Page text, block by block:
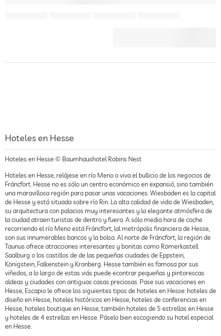
Hoteles en Hesse
Hoteles en Hesse © Baumhaushotel Robins Nest
Hoteles en Hesse, relájese en río Meno o viva el bullicio de los negocios de
Fráncfort. Hesse no es sólo un centro económico en expansió, sino también
una maravillosa región para pasar unas vacaciones. Wiesbaden es la capital
de Hesse y está situada sobre río Rin. La alta calidad de vida de Wiesbaden,
su arquitectura con palacios muy interesantes y la elegante atmósfera de
la ciudad atraen turistas de dentro y fuera. A sólo media hora de coche
recorriendo el río Meno está Fráncfort, lal metrópolis financiera de Hesse,
son sus innumerables bancos y la bolsa. Al norte de Fráncfort, la región de
Taunus ofrece atracciones interesantes y bonitas como Römerkastell
Saalburg o los castillos de de las pequeñas ciudades de Eppstein,
Königstein, Falkenstein y Kronberg. Hesse también es famosa por sus
viñedos, a lo largo de estas viás puede econtrar pequeñas y pintorescas
aldeas y ciudades con antiguas casas preciosas. Pase sus vacaciones en
Hesse, Escapio le ofrece los siguientes tipos de hoteles en Hesse: hoteles de
diseño en Hesse, hoteles históricos en Hesse, hoteles de conferencias en
Hesse, hoteles boutique en Hesse, también hoteles de 5 estrellas en Hesse
y hoteles de 4 estrellas en Hesse. Páselo bien escogiendo su hotel especial
en Hesse.